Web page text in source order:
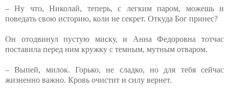
– Ну что, Николай, теперь, с легким паром, можешь и
поведать свою историю, коли не секрет. Откуда Бог принес?
Он отодвинул пустую миску, и Анна Федоровна тотчас
поставила перед ним кружку с темным, мутным отваром.
– Выпей, милок. Горько, не сладко, но для тебя сейчас
жизненно важно. Кровь очистит и силу вернет.